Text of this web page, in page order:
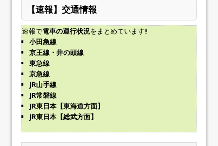
【速報】交通情報
速報で電車の運行状況をまとめています!!
小田急線
京王線・井の頭線
東急線
京急線
JR山手線
JR常磐線
JR東日本【東海道方面】
JR東日本【総武方面】